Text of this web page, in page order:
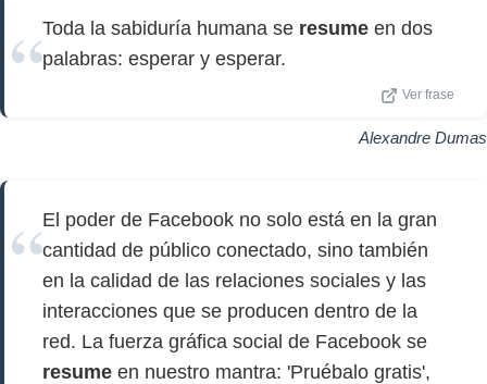
Toda la sabiduría humana se resume en dos
palabras: esperar y esperar.
Ver frase
Alexandre Dumas
El poder de Facebook no solo está en la gran
cantidad de público conectado, sino también
en la calidad de las relaciones sociales y las
interacciones que se producen dentro de la
red. La fuerza gráfica social de Facebook se
resume en nuestro mantra: 'Pruébalo gratis',